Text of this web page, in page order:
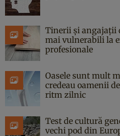
Tinerii și angajații
mai vulnerabili la
profesionale
Oasele sunt mult
credeau oamenii
ritm zilnic
Test de cultură
vechi pod din